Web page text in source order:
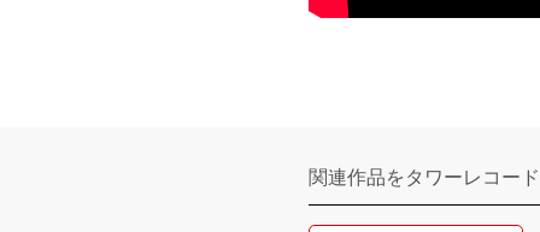
関連作品をタワーレコー